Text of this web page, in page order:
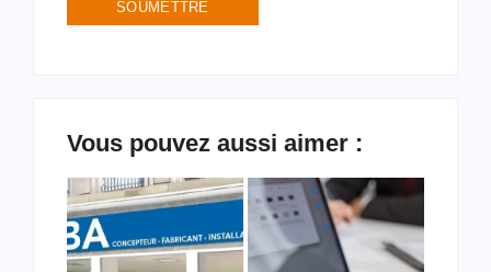
Vous pouvez aussi aimer :